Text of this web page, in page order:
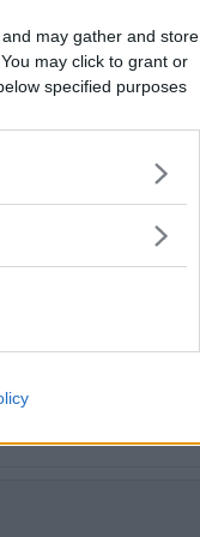
may gather and store
may click to grant or
specified purposes
med